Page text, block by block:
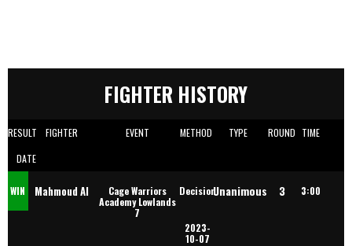
FIGHTER HISTORY
RESULT FIGHTER EVENT METHOD TYPE ROUND TIME
DATE
WIN Mahmoud Al
Cage Warriors
Academy Lowlands
7
DecisionUnanimous 3 3:00
2023-
10-07